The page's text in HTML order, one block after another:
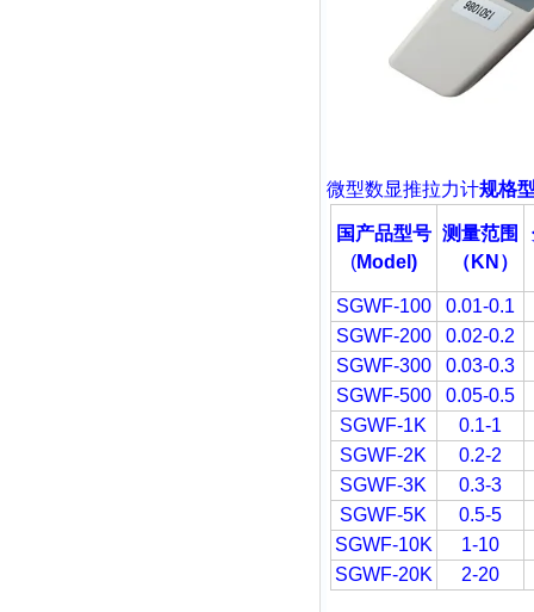
微型数显推拉力计规格
国产品型号
(Model)
测量范围
（ KN ）
SGWF-100
0.01-0.1
SGWF-200
0.02-0.2
SGWF-300
0.03-0.3
SGWF-500
0.05-0.5
SGWF-1K
0.1-1
SGWF-2K
0.2-2
SGWF-3K
0.3-3
SGWF-5K
0.5-5
SGWF-10K
1-10
SGWF-20K
2-20